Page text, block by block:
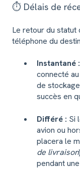
⏱️ Délais de
Le retour du statut
téléphone du
Instantané :
connecté
de
succès en
Différé : Si
avion ou
placera le
de livraison
pendant